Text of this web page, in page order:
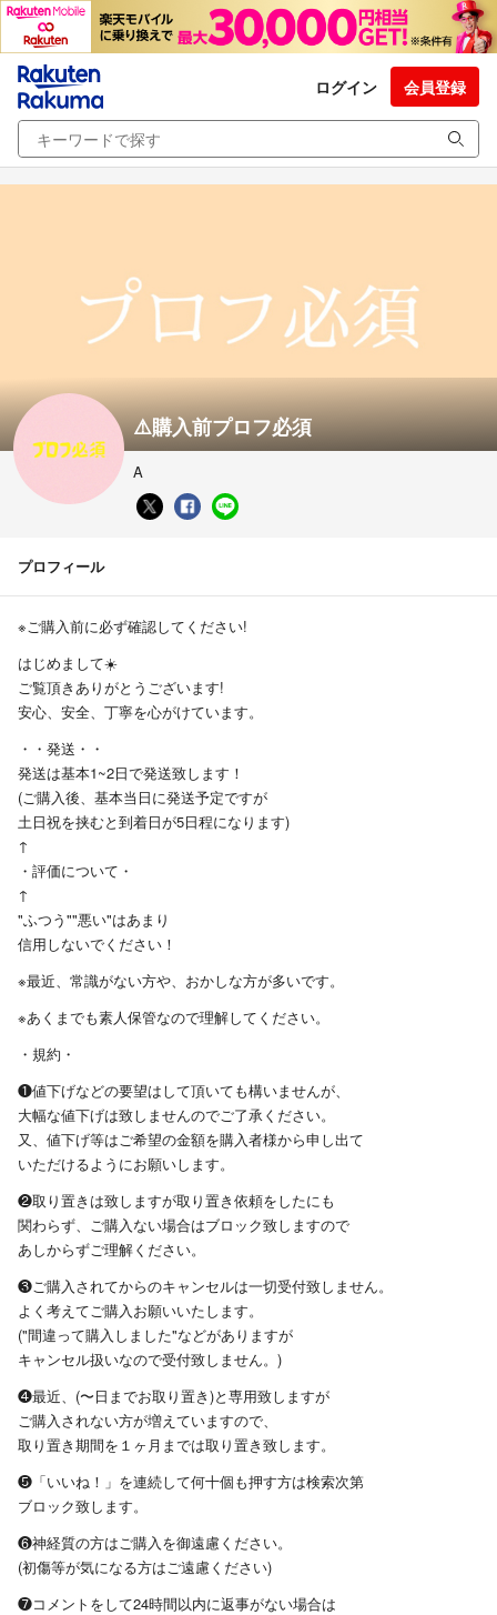
ログイン 会員登録
⚠️購入前プロフ必須
A
プロフィール
※ご購入前に必ず確認してください!
はじめまして☀️
ご覧頂きありがとうございます!
安心、安全、丁寧を心がけています。
・・発送・・
発送は基本1~2日で発送致します！
(ご購入後、基本当日に発送予定ですが
土日祝を挟むと到着日が5日程になります)
↑
・評価について・
↑
"ふつう""悪い"はあまり
信用しないでください！
※最近、常識がない方や、おかしな方が多いです。
※あくまでも素人保管なので理解してください。
・規約・
❶値下げなどの要望はして頂いても構いませんが、
大幅な値下げは致しませんのでご了承ください。
又、値下げ等はご希望の金額を購入者様から申し出て
いただけるようにお願いします。
❷取り置きは致しますが取り置き依頼をしたにも
関わらず、ご購入ない場合はブロック致しますので
あしからずご理解ください。
❸ご購入されてからのキャンセルは一切受付致しません。
よく考えてご購入お願いいたします。
("間違って購入しました"などがありますが
キャンセル扱いなので受付致しません。)
❹最近、(〜日までお取り置き)と専用致しますが
ご購入されない方が増えていますので、
取り置き期間を１ヶ月までは取り置き致します。
❺「いいね！」を連続して何十個も押す方は検索次第
ブロック致します。
❻神経質の方はご購入を御遠慮ください。
(初傷等が気になる方はご遠慮ください)
❼コメントをして24時間以内に返事がない場合は